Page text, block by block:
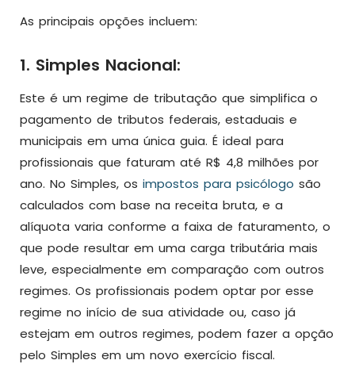
As principais opções incluem:
1. Simples Nacional:
Este é um regime de tributação que simplifica o
pagamento de tributos federais, estaduais e
municipais em uma única guia. É ideal para
profissionais que faturam até R$ 4,8 milhões por
ano. No Simples, os impostos para psicólogo são
calculados com base na receita bruta, e a
alíquota varia conforme a faixa de faturamento, o
que pode resultar em uma carga tributária mais
leve, especialmente em comparação com outros
regimes. Os profissionais podem optar por esse
regime no início de sua atividade ou, caso já
estejam em outros regimes, podem fazer a opção
pelo Simples em um novo exercício fiscal.